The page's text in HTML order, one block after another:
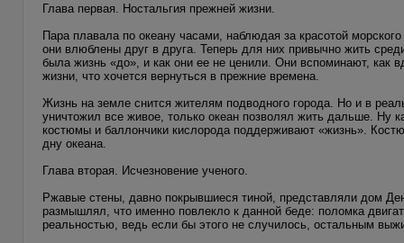
Глава первая. Ностальгия прежней жизни.
Пара плавала по океану часами, наблюдая за красотой
они влюблены друг в друга. Теперь для них привычно жить
была жизнь «до», и как они ее не ценили. Они вспоминают, как
жизни, что хочется вернуться в прежние времена.
Жизнь на земле снится жителям подводного города. Но и в
уничтожил все живое, только океан позволял жить дальше.
костюмы и баллончики кислорода поддерживают «жизнь».
дну океана.
Глава вторая. Исчезновение ученого.
Ржавые стены, давно покрывшиеся тиной, представляли дом
размышлял, что именно повлекло к данной беде: поломка
реальностью, ведь если бы этого не случилось, остальным